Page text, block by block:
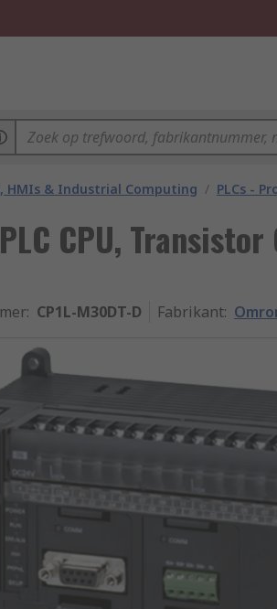
HMIs & Industrial Computing / PLCs -
CPU,
: CP1L-M30DT-D Fabrikant: